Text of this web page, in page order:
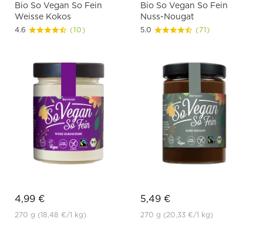
Bio So Vegan So Fein
Weisse Kokos
4.6 (10)
4,99 €
270 g (18,48 €/1 kg)
Bio So Vegan So Fein
Nuss-Nougat
5.0 (71)
5,49 €
270 g (20,33 €/1 kg)